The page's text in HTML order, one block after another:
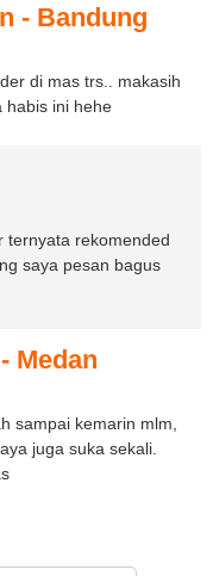
- Bandung
di mas trs.. makasih
habis ini hehe
ternyata rekomended
saya pesan bagus
Medan
sampai kemarin mlm,
juga suka sekali.